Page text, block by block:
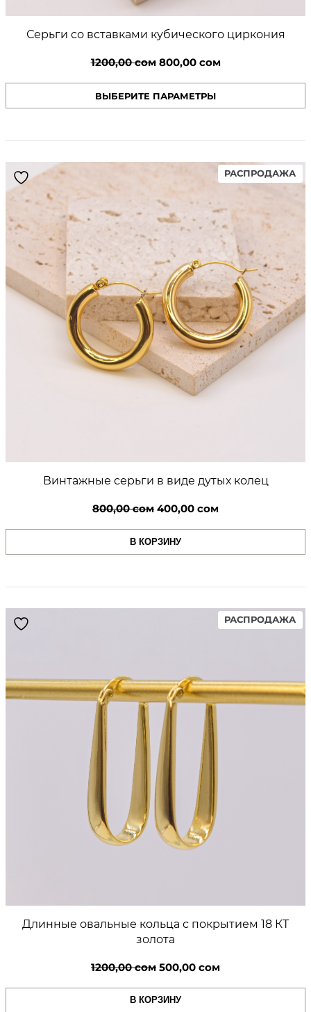
Серьги со вставками кубического циркония
1200,00сом Первоначальная
цена
составляла
800,00 сомТекущая
цена:
ВЫБЕРИТЕ ПАРАМЕТРЫ
РАСПРОДАЖА
ON
Винтажные серьги в виде дутых колец
800,00сом Первоначальная
цена
составляла
400,00 сомТекущая
цена:
В КОРЗИНУ
РАСПРОДАЖА
ON
Длинные овальные кольца с покрытием 18 КТ
золота
1200,00сом Первоначальная
составляла
500,00 сомТекущая
В КОРЗИНУ